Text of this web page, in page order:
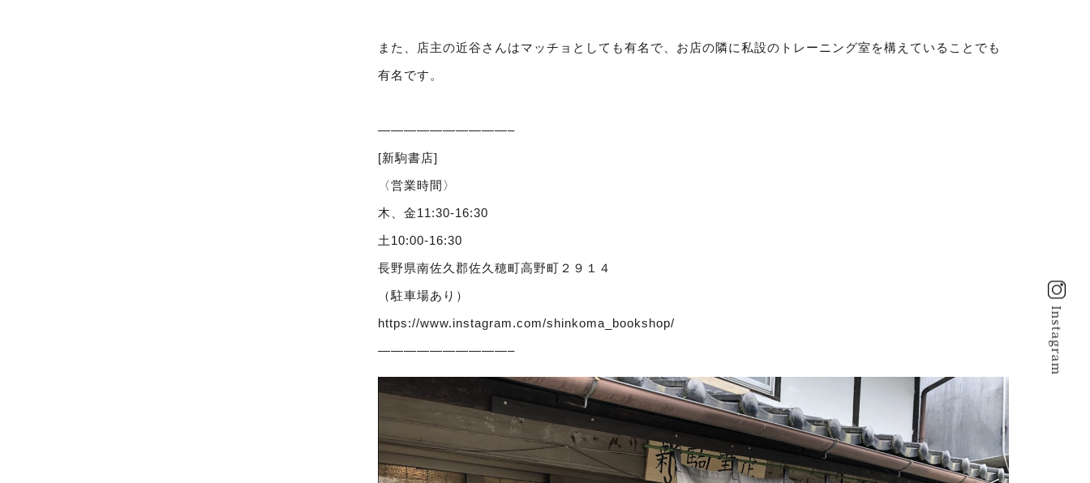
Instagram
また、店主の近谷さんはマッチョとしても有名で、お店の隣に私設のトレーニング室を構えていることでも
有名です。
——————————–
[新駒書店]
〈営業時間〉
木、金11:30-16:30
土10:00-16:30
長野県南佐久郡佐久穂町高野町２９１４
（駐車場あり）
https://www.instagram.com/shinkoma_bookshop/
——————————–